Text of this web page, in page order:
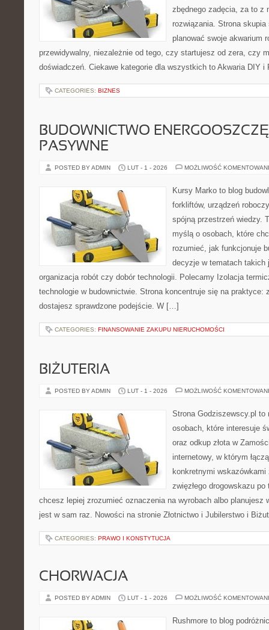
zbędnego zadęcia, za to z
rozwiązania. Strona
planować swoje akwarium
przewidywalny, niezależnie od tego, czy startujesz od zera, czy
doświadczeń. Ciekawe kategorie dla wszystkich to Akwaria DIY
CATEGORIES: BIZNES
BUDOWNICTWO
PASYWNE
POSTED BY ADMIN LUT - 1 - 2026 MOŻLIWOŚĆ
Kursy Marko to blog
forkliftów, urządzeń
spójną przestrzeń wiedzy.
myślą o osobach, które
rozumieć, jak funkcjonuje
decyzje w tematach
organizacja robót czy dobór technologii. Polecamy Izolacja
technologie w budownictwie. Strona koncentruje się na praktyce:
dostajesz sprawdzone podejście. W […]
CATEGORIES: FINANSOWANIE ZAKUPU NIERUCHOMOŚCI
BIŻUTERIA
POSTED BY ADMIN LUT - 1 - 2026 MOŻLIWOŚĆ
Strona Godziszewscy.pl
osobach, które interesuje
oraz odkup złota w
internetowy, w którym
konkretnymi
zwięzłego drogowskazu
chcesz lepiej zrozumieć oznaczenia na wyrobach albo planujesz
jest w sam raz. Nowości na stronie Złotnictwo i Jubilerstwo i
CATEGORIES: PRAWO I KONSTYTUCJA
CHORWACJA
POSTED BY ADMIN LUT - 1 - 2026 MOŻLIWOŚĆ
Rushmore to blog